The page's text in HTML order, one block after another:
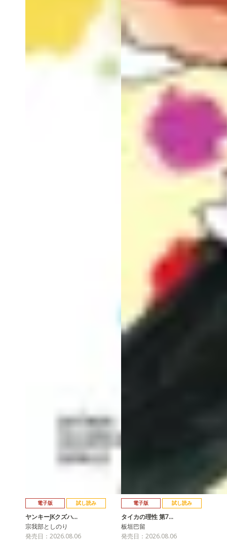
電子版 試し読み
ヤンキーJKクズハ…
宗我部としのり
発売日：2026.08.06
電子版 試し読み
タイカの理性 第7…
板垣巴留
発売日：2026.08.06